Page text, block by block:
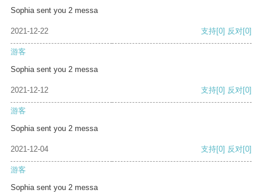
Sophia sent you 2 messa
2021-12-22 支持[0] 反对[0]
游客
Sophia sent you 2 messa
2021-12-12 支持[0] 反对[0]
游客
Sophia sent you 2 messa
2021-12-04 支持[0] 反对[0]
游客
Sophia sent you 2 messa